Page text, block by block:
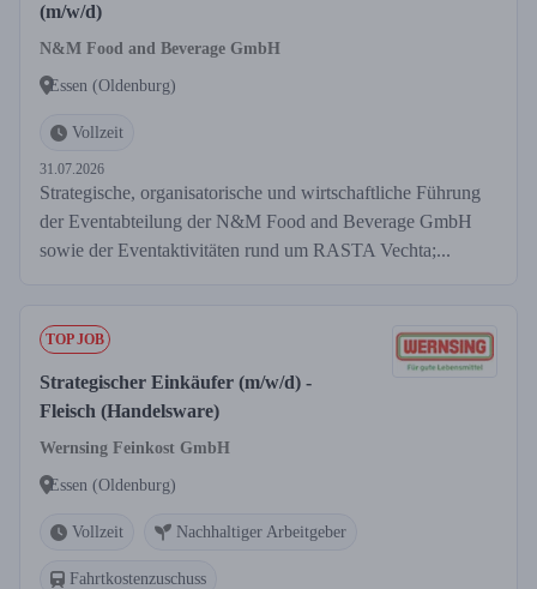
(m/w/d)
N&M Food and Beverage GmbH
Essen (Oldenburg)
Vollzeit
31.07.2026
Strategische, organisatorische und wirtschaftliche Führung
der Eventabteilung der N&M Food and Beverage GmbH
sowie der Eventaktivitäten rund um RASTA Vechta;...
TOP JOB
Strategischer Einkäufer (m/w/d) -
Fleisch (Handelsware)
Wernsing Feinkost GmbH
Essen (Oldenburg)
Vollzeit Nachhaltiger Arbeitgeber
Fahrtkostenzuschuss